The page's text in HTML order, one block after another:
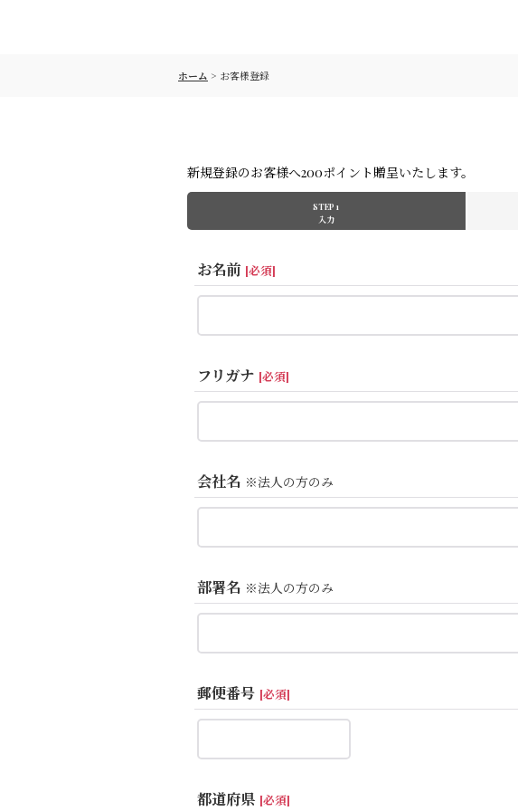
ホーム > お客様登録
新規登録のお客様へ200ポイント贈呈いたします。
STEP 1
入力
お名前 [必須]
フリガナ [必須]
会社名 ※法人の方のみ
部署名 ※法人の方のみ
郵便番号 [必須]
都道府県 [必須]